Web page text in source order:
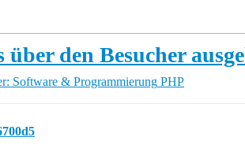
über den Besucher
Software & Programmierung PHP